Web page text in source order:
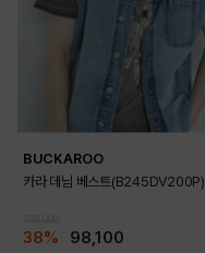
BUCKAROO
카라 데님 베스트(B245DV200P)
38% 98,100